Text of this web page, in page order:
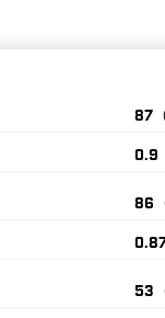
87
0.9
86
53